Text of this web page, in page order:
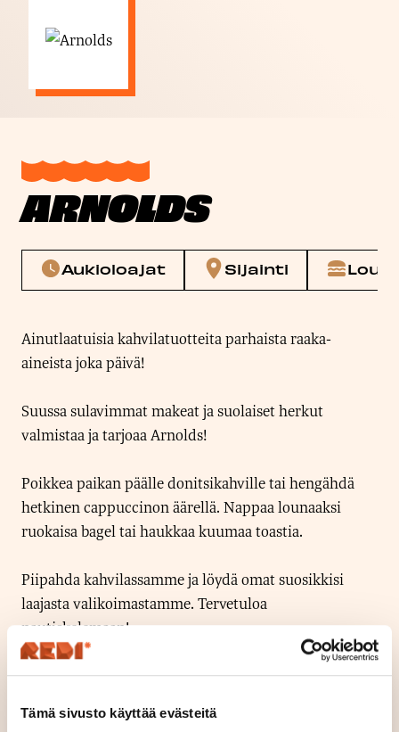
Tämä sivusto käyttää evästeitä
ARNOLDS
Aukioloajat Sijainti
Ainutlaatuisia kahvilatuotteita parhaista raaka-
aineista joka päivä!
Suussa sulavimmat makeat ja suolaiset herkut
valmistaa ja tarjoaa Arnolds!
Poikkea paikan päälle donitsikahville tai hengähdä
hetkinen cappuccinon äärellä. Nappaa lounaaksi
ruokaisa bagel tai haukkaa kuumaa toastia.
Piipahda kahvilassamme ja löydä omat suosikkisi
laajasta valikoimastamme. Tervetuloa
nautiskelemaan!
Kerros 2